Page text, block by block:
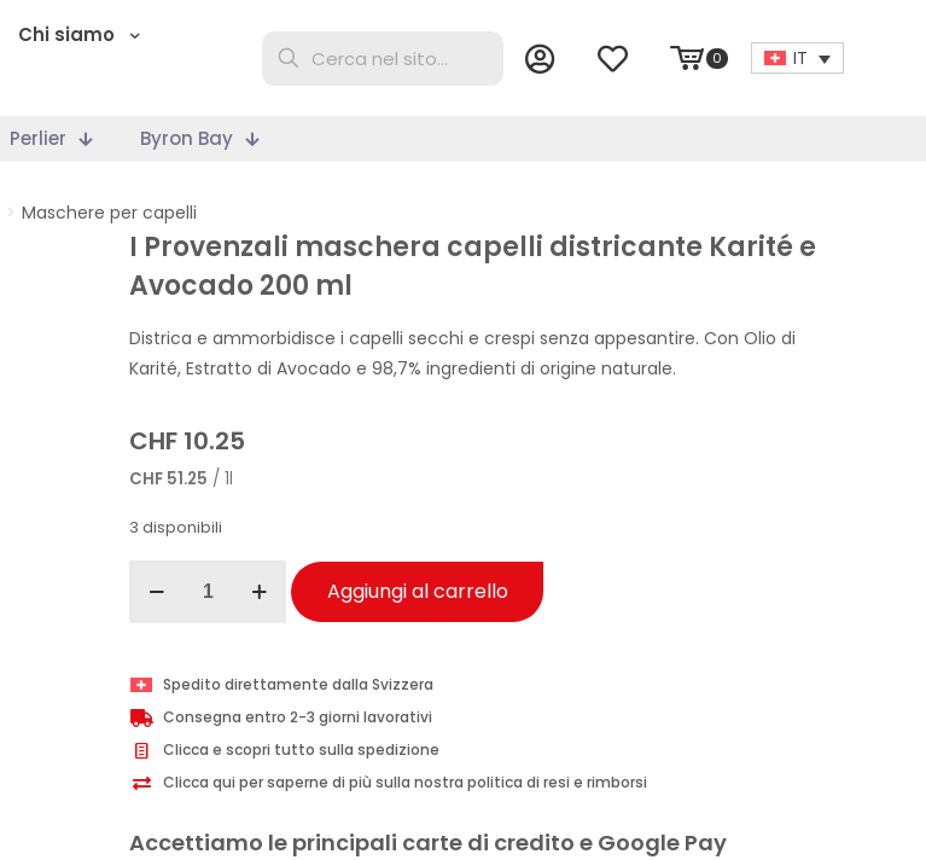
Chi siamo
0 IT
Perlier Byron Bay
> Maschere per capelli
I Provenzali maschera capelli districante Karité e
Avocado 200 ml
Districa e ammorbidisce i capelli secchi e crespi senza appesantire. Con Olio di
Karité, Estratto di Avocado e 98,7% ingredienti di origine naturale.
CHF 10.25
CHF 51.25 / 1l
3 disponibili
Provenzali
districante
Karité
e
Avocado
ml
Aggiungi al carrello
Spedito direttamente dalla Svizzera
Consegna entro 2-3 giorni lavorativi
Clicca e scopri tutto sulla spedizione
Clicca qui per saperne di più sulla nostra politica di resi e rimborsi
Accettiamo le principali carte di credito e Google Pay